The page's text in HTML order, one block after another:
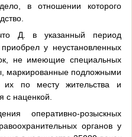
в отношении которого
Д. в указанный период
у неустановленных
не имеющие специальных
маркированные подложными
их по месту жительства и
с наценкой.
оперативно-розыскных
органов у